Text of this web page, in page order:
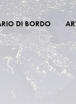
DI BORDO